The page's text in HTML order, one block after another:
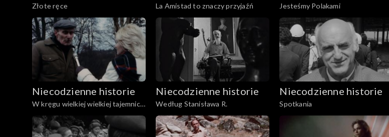
Złote ręce La Amistad to znaczy przyjaźń Jesteśmy Polakami
Niecodzienne historie
W kręgu wielkiej wielkiej tajemnicy
- Skarb w Pieruszy
Niecodzienne historie
Według Stanisława R.
Niecodzienne historie
Spotkania